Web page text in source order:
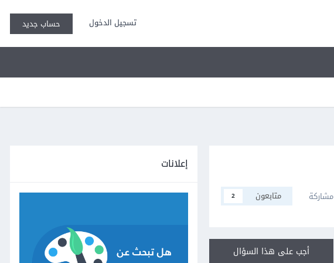
تسجيل الدخول حساب جديد
مشاركة متابعون 2
أجب على هذا السؤال
إعلانات